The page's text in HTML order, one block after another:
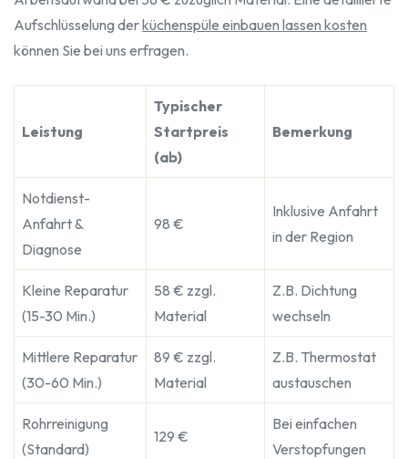
Aufschlüsselung derküchenspüle einbauen lassen kosten
können Sie bei uns erfragen.
Leistung
Typischer
Startpreis
(ab)
Bemerkung
Notdienst-
Anfahrt &
Diagnose
98 €
Inklusive Anfahrt
in der Region
Kleine Reparatur
(15-30 Min.)
58 € zzgl.
Material
Z.B. Dichtung
wechseln
Mittlere Reparatur
(30-60 Min.)
89 € zzgl.
Material
Z.B. Thermostat
austauschen
Rohrreinigung
(Standard)
129 €
Bei einfachen
Verstopfungen